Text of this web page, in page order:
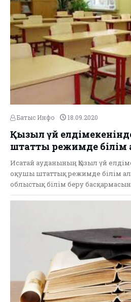
Батыс Инфо 18.09.2020
Қызыл үй
штаттық режимде білім
Исатай ауданының Қызыл үй
оқушы штаттық режимде білім
облыстық білім беру